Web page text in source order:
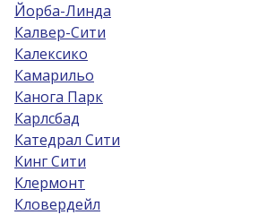
Йорба-Линда
Калвер-Сити
Калексико
Камарильо
Канога Парк
Карлсбад
Катедрал Сити
Кинг Сити
Клермонт
Кловердейл